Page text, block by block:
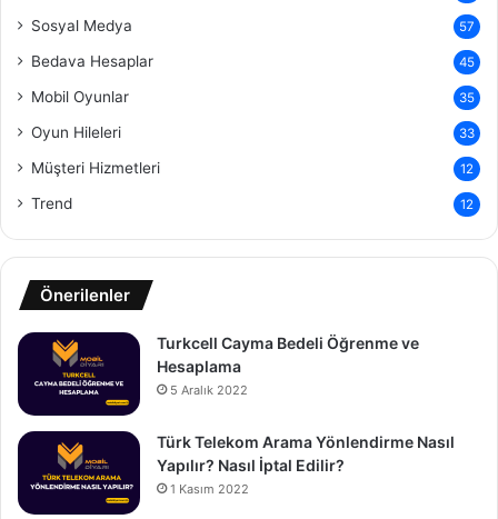
Sosyal Medya 57
Bedava Hesaplar 45
Mobil Oyunlar 35
Oyun Hileleri 33
Müşteri Hizmetleri 12
Trend 12
Önerilenler
Turkcell Cayma Bedeli Öğrenme ve
Hesaplama
5 Aralık 2022
Türk Telekom Arama Yönlendirme Nasıl
Yapılır? Nasıl İptal Edilir?
1 Kasım 2022